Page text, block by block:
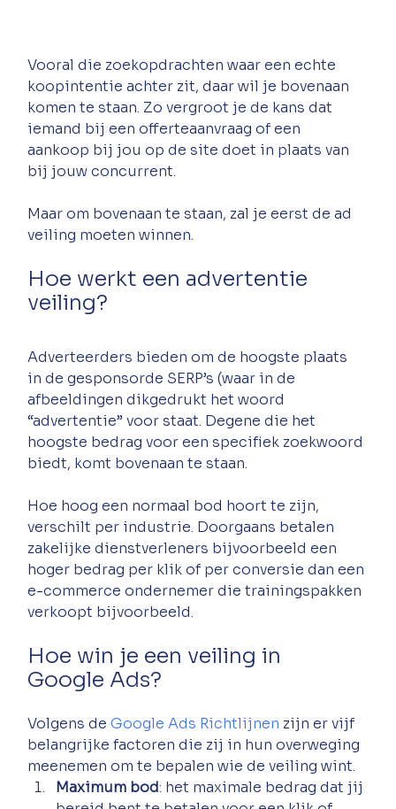
Vooral die zoekopdrachten waar een echte
koopintentie achter zit, daar wil je bovenaan
komen te staan. Zo vergroot je de kans dat
iemand bij een offerteaanvraag of een
aankoop bij jou op de site doet in plaats van
bij jouw concurrent.
Maar om bovenaan te staan, zal je eerst de ad
veiling moeten winnen.
Hoe werkt een advertentie
veiling?
Adverteerders bieden om de hoogste plaats
in de gesponsorde SERP’s (waar in de
afbeeldingen dikgedrukt het woord
“advertentie” voor staat. Degene die het
hoogste bedrag voor een specifiek zoekwoord
biedt, komt bovenaan te staan.
Hoe hoog een normaal bod hoort te zijn,
verschilt per industrie. Doorgaans betalen
zakelijke dienstverleners bijvoorbeeld een
hoger bedrag per klik of per conversie dan een
e-commerce ondernemer die trainingspakken
verkoopt bijvoorbeeld.
Hoe win je een veiling in
Google Ads?
Volgens de Google Ads Richtlijnen zijn er vijf
belangrijke factoren die zij in hun overweging
meenemen om te bepalen wie de veiling wint.
Maximum bod: het maximale bedrag dat jij